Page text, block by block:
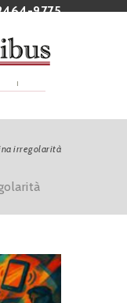
9775
I
irregolarità